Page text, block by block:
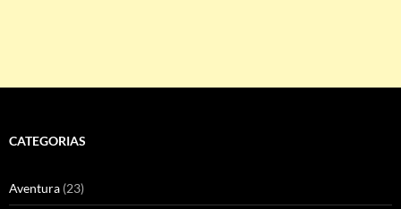
CATEGORIAS
Aventura (23)